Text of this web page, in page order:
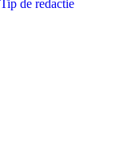
Tip de redactie